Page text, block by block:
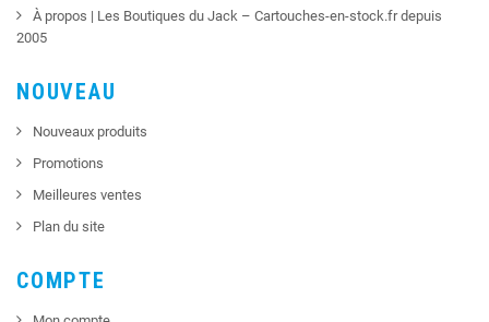
À propos | Les Boutiques du Jack – Cartouches-en-stock.fr depuis
2005
NOUVEAU
Nouveaux produits
Promotions
Meilleures ventes
Plan du site
COMPTE